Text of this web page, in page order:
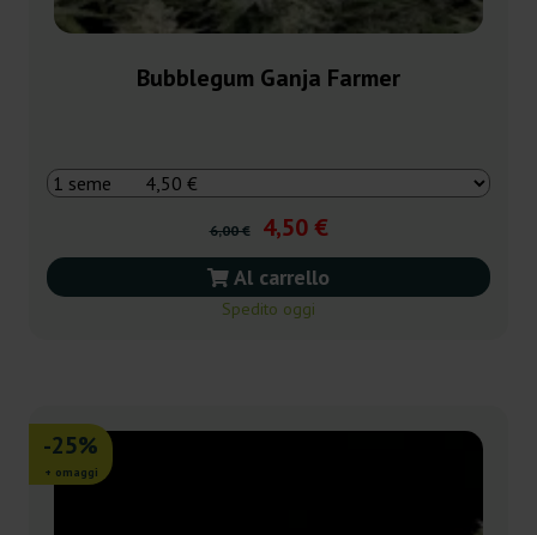
Bubblegum Ganja Farmer
6,00 € 4,50 €
Al carrello
Spedito oggi
-25%
+ omaggi